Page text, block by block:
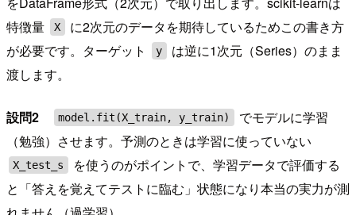
特徴量
X
に2次元のデータを期待しているためこの書き方
が必要です。ターゲット
y
は逆に1次元（Series）のまま
渡します。
設問2 model.fit(X_train, y_train)
でモデルに学習
（勉強）させます。予測のときは学習に使っていない
X_test_s
を使うのがポイントで、学習データで評価する
と「答えを覚えてテストに臨む」状態になり本当の実力が測